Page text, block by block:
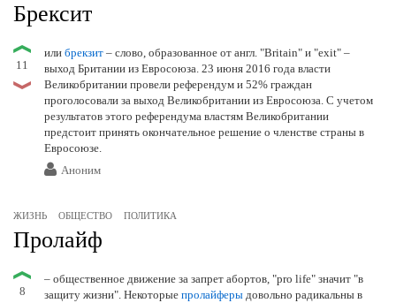
Брексит
11
или брекзит – слово, образованное от англ. "Britain" и "exit" –
выход Британии из Евросоюза. 23 июня 2016 года власти
Великобритании провели референдум и 52% граждан
проголосовали за выход Великобритании из Евросоюза. С учетом
результатов этого референдума властям Великобритании
предстоит принять окончательное решение о членстве страны в
Евросоюзе.
Аноним
ЖИЗНЬ ОБЩЕСТВО ПОЛИТИКА
Пролайф
8
– общественное движение за запрет абортов, "pro life" значит "в
защиту жизни". Некоторые пролайферы довольно радикальны в